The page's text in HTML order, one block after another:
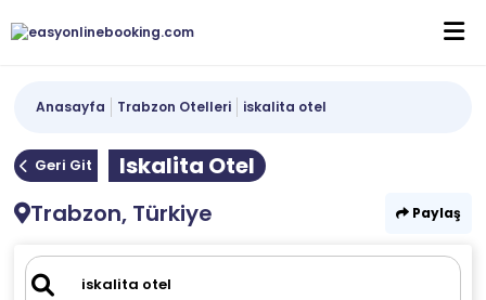
Anasayfa Trabzon Otelleri iskalita otel
Geri Git
Iskalita Otel
Trabzon, Türkiye
Paylaş